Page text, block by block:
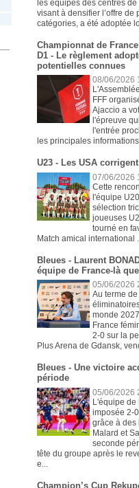
les équipes des centres de
visant à densifier l’offre de
catégories, a été adoptée
Championnat de
D1 - Le règlement
potentielles connues
08/06/2026
FFF
Ajaccio a
l'épreuve
l'entrée
les principales
U23 - Les USA
07/06/2026
Cette
l'équipe
sélection
joueuses
tourné en
Match amical international ...
Bleues - Laurent
équipe de France-là
05/06/2026
Au terme
monde
France
2-0 sur la
Plus Arena de Gdansk,
Bleues - Une victoire
période
05/06/2026
L'équipe de
imposée 2-
grâce à des
Malard et
seconde
tête du groupe après le
e...
Champion’s Cup